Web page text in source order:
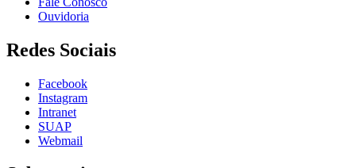
Ouvidoria
Redes Sociais
Facebook
Instagram
Intranet
SUAP
Webmail